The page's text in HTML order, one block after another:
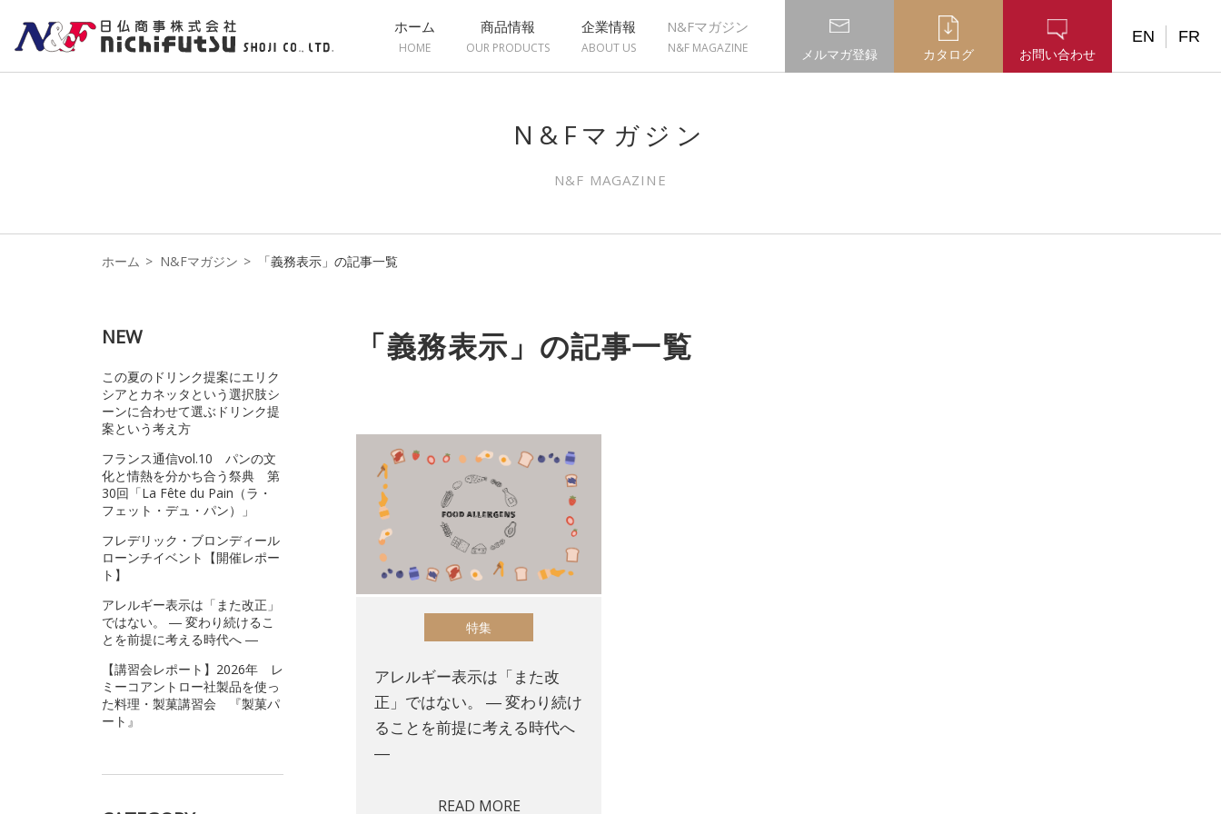
ホーム
HOME
商品情報
OUR PRODUCTS
企業情報
ABOUT US
N&Fマガジン
N&F MAGAZINE メルマガ登録 カタログ お問い合わせ
EN FR
N&Fマガジン
N&F MAGAZINE
ホーム N&Fマガジン 「義務表示」の記事一覧
「義務表示」の記事一覧
特集
アレルギー表示は「また改
正」ではない。 ― 変わり続け
ることを前提に考える時代へ
―
READ MORE
NEW
この夏のドリンク提案にエリク
シアとカネッタという選択肢シ
ーンに合わせて選ぶドリンク提
案という考え方
フランス通信vol.10 パンの文
化と情熱を分かち合う祭典 第
30回「La Fête du Pain（ラ・
フェット・デュ・パン）」
フレデリック・ブロンディール
ローンチイベント【開催レポー
ト】
アレルギー表示は「また改正」
ではない。 ― 変わり続けるこ
とを前提に考える時代へ ―
【講習会レポート】2026年 レ
ミーコアントロー社製品を使っ
た料理・製菓講習会 『製菓パ
ート』